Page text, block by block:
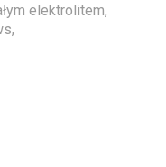
elektrolitem,
,